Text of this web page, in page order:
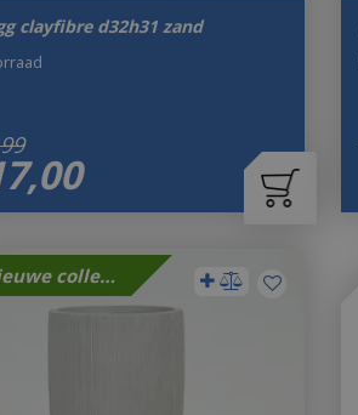
clayfibre d32h31 zand
99
,00
Nieuwe collectie